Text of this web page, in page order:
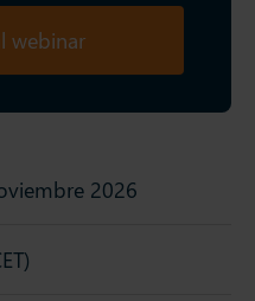
webinar
2026